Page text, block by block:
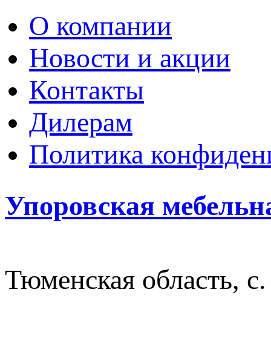
О компании
Новости и акции
Контакты
Дилерам
Политика
Упоровская
Тюменская область,